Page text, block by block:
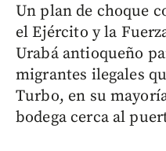
Un plan de choque
el Ejército y la
Urabá antioqueño
migrantes ilegales
Turbo, en su
bodega cerca al